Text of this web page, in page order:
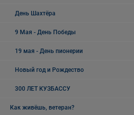
День Шахтёра
9 Мая - День Победы
19 мая - День пионерии
Новый год и Рождество
300 ЛЕТ КУЗБАССУ
Как живёшь, ветеран?